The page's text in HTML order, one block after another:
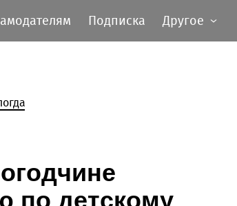
Подписка Другое
по детскому